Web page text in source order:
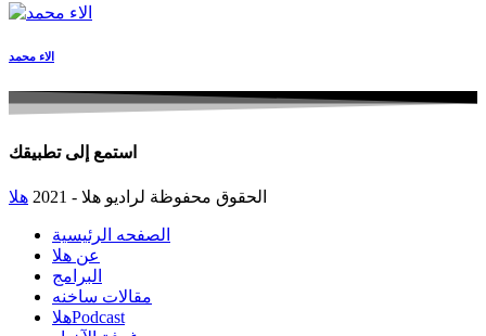
الاء محمد
استمع إلى تطبيقك
الحقوق محفوظة لراديو هلا - 2021 هلا
الصفحه الرئيسية
عن هلا
البرامج
مقالات ساخنه
هلاPodcast